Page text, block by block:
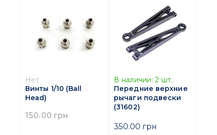
Нет
Винты 1/10 (Ball
Head)
150.00 грн
В наличии: 2 шт.
Передние верхние
рычаги подвески
(31602)
350.00 грн